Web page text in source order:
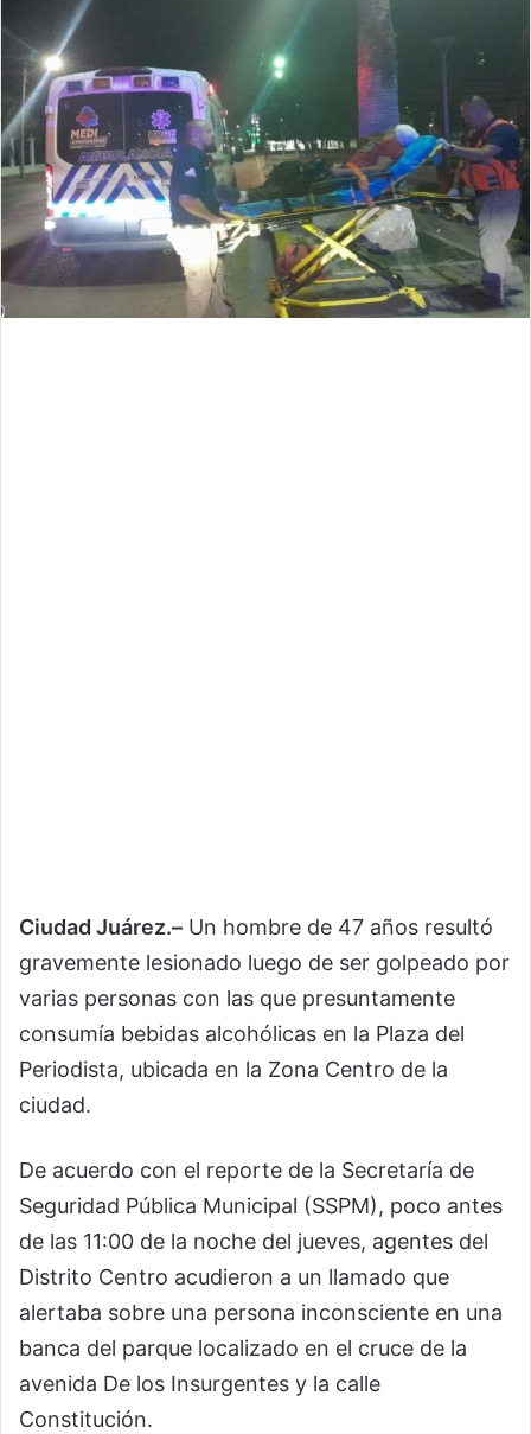
Ciudad Juárez.– Un hombre de 47 años resultó
gravemente lesionado luego de ser golpeado por
varias personas con las que presuntamente
consumía bebidas alcohólicas en la Plaza del
Periodista, ubicada en la Zona Centro de la
ciudad.
De acuerdo con el reporte de la Secretaría de
Seguridad Pública Municipal (SSPM), poco antes
de las 11:00 de la noche del jueves, agentes del
Distrito Centro acudieron a un llamado que
alertaba sobre una persona inconsciente en una
banca del parque localizado en el cruce de la
avenida De los Insurgentes y la calle
Constitución.